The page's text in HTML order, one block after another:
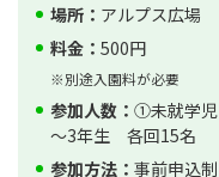
場所： アルプス広場
料金： 500円
※別途入園料が必要
参加人数： ①未就学
～3年生 各回15名
参加方法： 事前申込制